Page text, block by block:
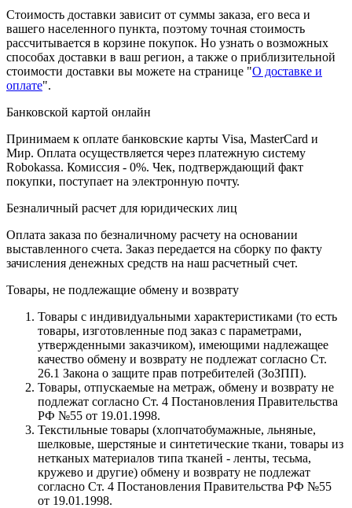
Стоимость доставки зависит от суммы заказа, его веса и
вашего населенного пункта, поэтому точная стоимость
рассчитывается в корзине покупок. Но узнать о возможных
способах доставки в ваш регион, а также о приблизительной
стоимости доставки вы можете на странице "О доставке и
оплате".
Банковской картой онлайн
Принимаем к оплате банковские карты Visa, MasterCard и
Мир. Оплата осуществляется через платежную систему
Robokassa. Комиссия - 0%. Чек, подтверждающий факт
покупки, поступает на электронную почту.
Безналичный расчет для юридических лиц
Оплата заказа по безналичному расчету на основании
выставленного счета. Заказ передается на сборку по факту
зачисления денежных средств на наш расчетный счет.
Товары, не подлежащие обмену и возврату
Товары с индивидуальными характеристиками (то есть
товары, изготовленные под заказ с параметрами,
утвержденными заказчиком), имеющими надлежащее
качество обмену и возврату не подлежат согласно Ст.
26.1 Закона о защите прав потребителей (ЗоЗПП).
Товары, отпускаемые на метраж, обмену и возврату не
подлежат согласно Ст. 4 Постановления Правительства
РФ №55 от 19.01.1998.
Текстильные товары (хлопчатобумажные, льняные,
шелковые, шерстяные и синтетические ткани, товары из
нетканых материалов типа тканей - ленты, тесьма,
кружево и другие) обмену и возврату не подлежат
согласно Ст. 4 Постановления Правительства РФ №55
от 19.01.1998.